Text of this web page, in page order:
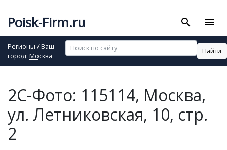
Poisk-Firm.ru search menu
Регионы / Ваш
город: Москва
Найти
2С-Фото: 115114, Москва,
ул. Летниковская, 10, стр.
2